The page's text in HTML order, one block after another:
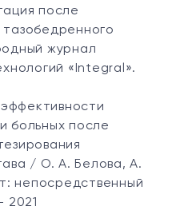
после
журнал
«Integral».
больных после
/ О. А. Белова, А.
непосредственный